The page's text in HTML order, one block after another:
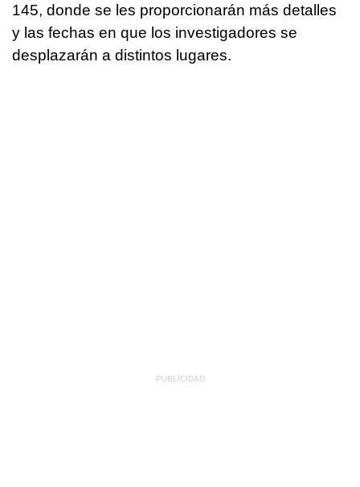
145, donde se les proporcionarán más detalles
y las fechas en que los investigadores se
desplazarán a distintos lugares.